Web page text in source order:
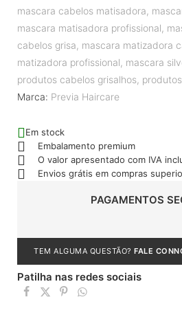
mascara cabelos matisadora,
mascara matisadora profissional,
cabelos grisa, mascara matizadora
matizadora profissional, mascara
produtos cabelos grisalhos,
Marca: Previa Haircare
Em stock
Embalamento premium
O valor apresentado com IVA
Envios grátis em compras
PAGAMENTOS
TEM ALGUMA QUESTÃO? FALE
Patilha nas redes sociais